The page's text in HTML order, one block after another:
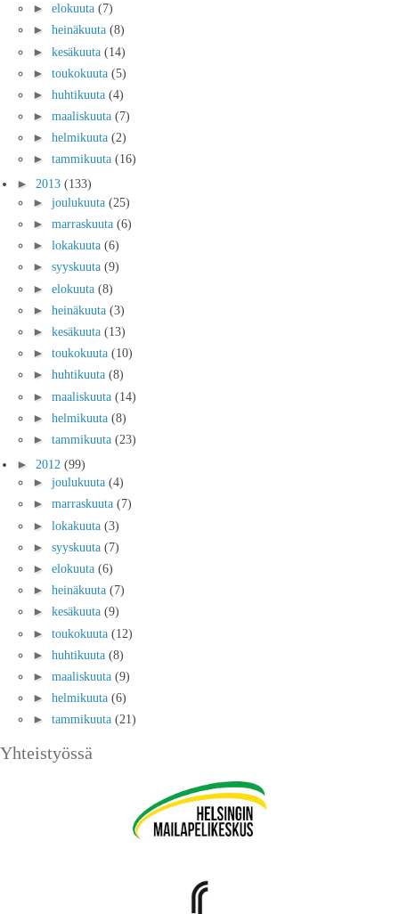
► elokuuta (7)
► heinäkuuta (8)
► kesäkuuta (14)
► toukokuuta (5)
► huhtikuuta (4)
► maaliskuuta (7)
► helmikuuta (2)
► tammikuuta (16)
► 2013 (133)
► joulukuuta (25)
► marraskuuta (6)
► lokakuuta (6)
► syyskuuta (9)
► elokuuta (8)
► heinäkuuta (3)
► kesäkuuta (13)
► toukokuuta (10)
► huhtikuuta (8)
► maaliskuuta (14)
► helmikuuta (8)
► tammikuuta (23)
► 2012 (99)
► joulukuuta (4)
► marraskuuta (7)
► lokakuuta (3)
► syyskuuta (7)
► elokuuta (6)
► heinäkuuta (7)
► kesäkuuta (9)
► toukokuuta (12)
► huhtikuuta (8)
► maaliskuuta (9)
► helmikuuta (6)
► tammikuuta (21)
Yhteistyössä